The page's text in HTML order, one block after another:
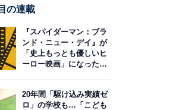
の連載
『スパイダーマン：ブラ
ンド・ニュー・デイ』が
「史上もっとも優しいヒ
ーロー映画」になった理
20年間「駆け込み実績ゼ
ロ」の学校も…「こども